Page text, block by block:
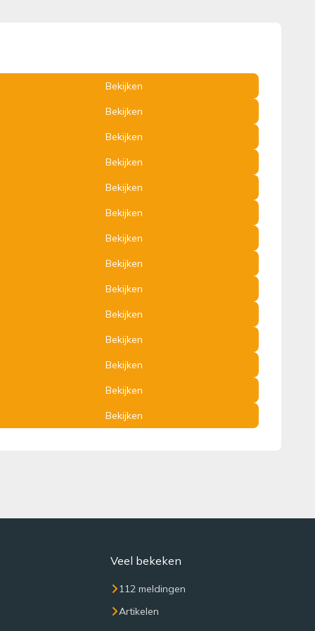
Bekijken
Bekijken
Bekijken
Bekijken
Bekijken
Bekijken
Bekijken
Bekijken
Bekijken
Bekijken
Bekijken
Bekijken
Bekijken
Bekijken
Veel bekeken
112 meldingen
Artikelen